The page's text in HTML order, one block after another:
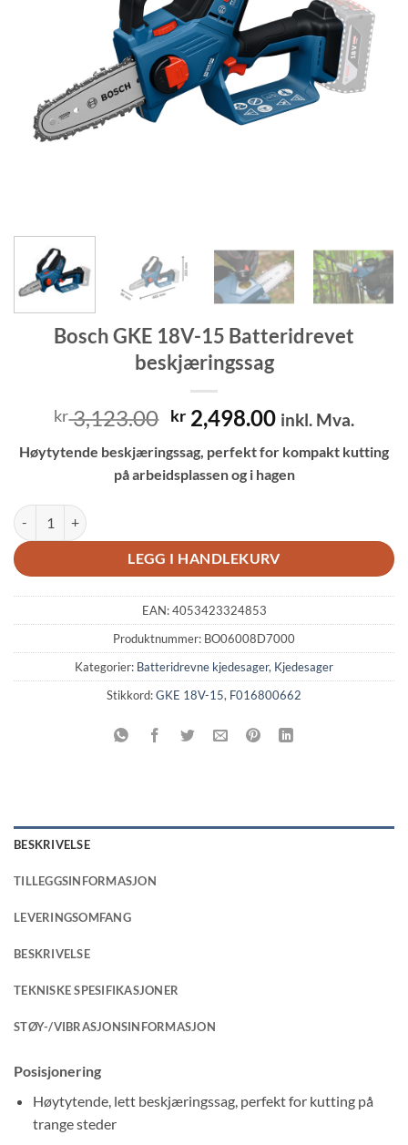
Bosch GKE 18V-15 Batteridrevet
beskjæringssag
kr3,123.00 Opprinnelig
pris
var:
kr 3,123.00.
kr2,498.00Nåværende
er:
kr 2,498.00.
inkl. Mva.
Høytytende beskjæringssag, perfekt for kompakt kutting
på arbeidsplassen og i hagen
Bosch GKE 18V-15 Batteridrevet beskjæringssag antall
LEGG I HANDLEKURV
EAN:4053423324853
Produktnummer: BO06008D7000
Kategorier: Batteridrevne kjedesager, Kjedesager
Stikkord:GKE 18V-15, F016800662
BESKRIVELSE
TILLEGGSINFORMASJON
LEVERINGSOMFANG
BESKRIVELSE
TEKNISKE SPESIFIKASJONER
STØY-/VIBRASJONSINFORMASJON
Posisjonering
Høytytende, lett beskjæringssag, perfekt for kutting på
trange steder